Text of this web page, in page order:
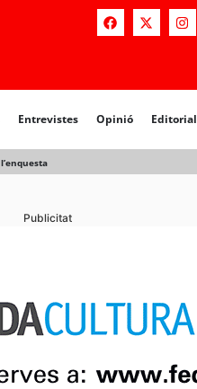
Entrevistes Opinió Editorial
Publicitat